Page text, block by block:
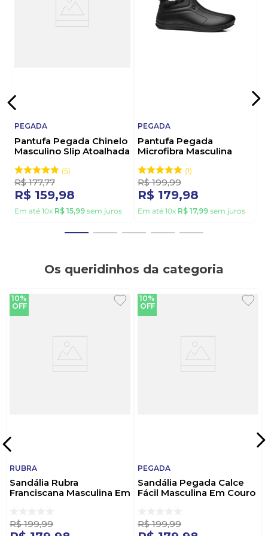
A Pegada é uma marca brasileira, nascida no Rio
Grande do Sul, com mais de 30 anos de mercado.
Reconhecida por unir design moderno e
PEGADA
Pantufa Pegada Chinelo
Masculino Slip Atoalhada
5
R$ 177,77
R$ 159,98
Em até 10x R$ 15,99 sem juros
PEGADA
Pantufa Pegada
Microfibra Masculina
Preto
1
R$ 199,99
R$ 179,98
Em até 10x R$ 17,99 sem juros
Os queridinhos da categoria
10%
OFF
RUBRA
Sandália Rubra
Franciscana Masculina Em
R$ 199,99
10%
OFF
PEGADA
Sandália Pegada Calce
Fácil Masculina Em Couro
R$ 199,99